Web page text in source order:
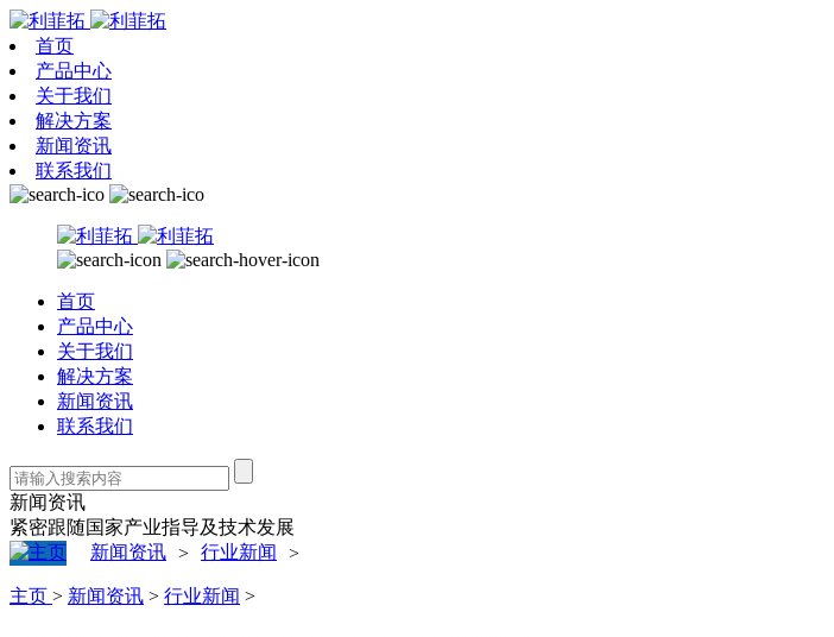
首页
产品中心
关于我们
解决方案
新闻资讯
联系我们
首页
产品中心
关于我们
解决方案
新闻资讯
联系我们
新闻资讯
紧密跟随国家产业指导及技术发展
新闻资讯 > 行业新闻 >
主页 > 新闻资讯 > 行业新闻 >